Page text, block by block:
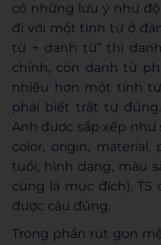
có những lưu ý như
đi với một tính từ ở
từ + danh từ” thì
chính, còn danh từ
nhiều hơn một tính
phải biết trật tự
Anh được sắp xếp như
color, origin, material,
tuổi, hình dạng, màu
cùng là mục đích).
được câu đúng.
Trong phần rút gọn